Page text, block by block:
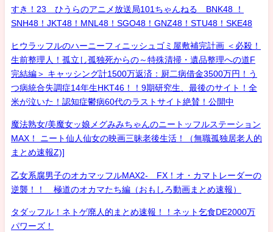
すき！23 ひうらのアニメ放送局101ちゃんねる BNK48 ！
SNH48！JKT48！MNL48！SGO48！GNZ48！STU48！SKE48
ヒウラッフルのハーニーフィニッシュゴミ屋敷補完計画 ＜必殺！
生前整理人！孤立し孤独死からの～特殊清掃・遺品整理への道F
完結編＞ キャッシング計1500万返済：厨二病借金3500万円！う
つ病統合失調症14年生HKT46！！9期研究生、最後のサイト！全
米が泣いた！認知症鬱病60代のラストサイト絶賛！公開中
魔法熟女/美魔女ッ娘メグみみちゃんのニートッフルステーション
MAX！ ニート仙人仙女の映画三昧老後生活！（無職孤独居老人的
まとめ速報Z)]
乙女系腐男子のオカマッフルMAX2- FX！オ・カマトレーダーの
逆襲！！ 極道のオカマたち編（おもしろ動画まとめ速報）
タダッフル！ネトゲ廃人的まとめ速報！！ネット乞食DE2000万
パワーズ！